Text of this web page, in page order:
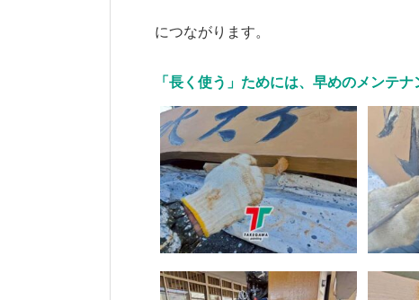
につながります。
「長く使う」ためには、早めのメンテナ